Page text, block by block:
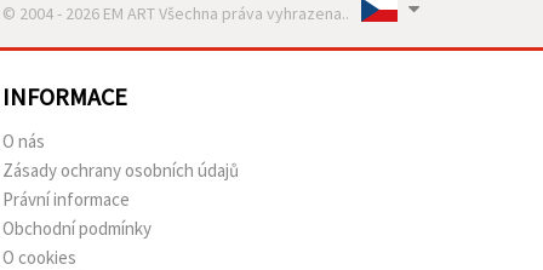
© 2004 - 2026 EM ART Všechna práva vyhrazena..
INFORMACE
O nás
Zásady ochrany osobních údajů
Právní informace
Obchodní podmínky
O cookies